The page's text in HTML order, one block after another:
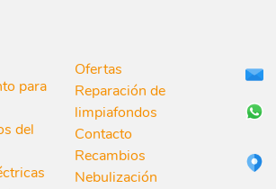
para
del
Ofertas
Reparación de
limpiafondos
Contacto
Recambios
Nebulización